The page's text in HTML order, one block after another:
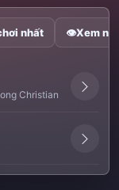
nhất 👁Xem
Christian